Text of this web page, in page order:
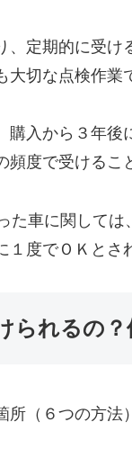
、定期的に受
切な点検作業
購入から３年
度で受けるこ
た車に関して
１度でＯＫとさ
られるの？
（６つの方法